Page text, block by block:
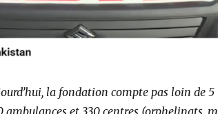
la fondation compte pas loin de
ambulances et 330 centres (orphelinats,